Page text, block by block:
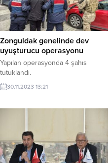
Zonguldak genelinde dev
uyuşturucu operasyonu
Yapılan operasyonda 4 şahıs
tutuklandı.
30.11.2023 13:21